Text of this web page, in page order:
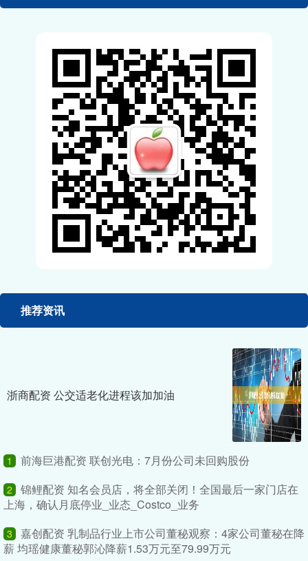
推荐资讯
浙商配资 公交适老化进程该加加油
1 前海巨港配资 联创光电：7月份公司未回购股份
2
锦鲤配资 知名会员店，将全部关闭！全国最后一家门店在
上海，确认月底停业_业态_Costco_业务
3
嘉创配资 乳制品行业上市公司董秘观察：4家公司董秘在降
薪 均瑶健康董秘郭沁降薪1.53万元至79.99万元